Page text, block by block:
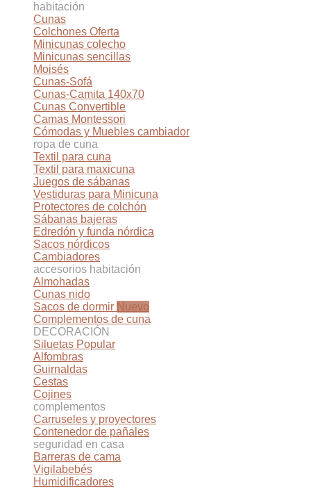
habitación
Cunas
Colchones
Minicunas colecho
Minicunas sencillas
Moisés
Cunas-Sofá
Cunas-Camita 140x70
Cunas Convertible
Camas Montessori
Cómodas y Muebles cambiador
ropa de cuna
Textil para cuna
Textil para maxicuna
Juegos de sábanas
Vestiduras para Minicuna
Protectores de colchón
Sábanas bajeras
Edredón y funda nórdica
Sacos nórdicos
Cambiadores
accesorios habitación
Almohadas
Cunas nido
Sacos de dormir
Complementos de cuna
DECORACIÓN
Siluetas
Alfombras
Guirnaldas
Cestas
Cojines
complementos
Carruseles y proyectores
Contenedor de pañales
seguridad en casa
Barreras de cama
Vigilabebés
Humidificadores